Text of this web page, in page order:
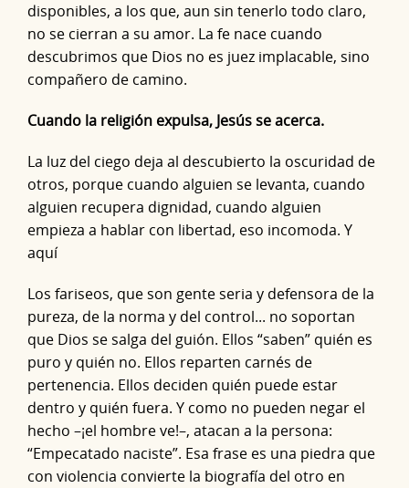
disponibles, a los que, aun sin tenerlo todo claro,
no se cierran a su amor. La fe nace cuando
descubrimos que Dios no es juez implacable, sino
compañero de camino.
Cuando la religión expulsa, Jesús se acerca.
La luz del ciego deja al descubierto la oscuridad de
otros, porque cuando alguien se levanta, cuando
alguien recupera dignidad, cuando alguien
empieza a hablar con libertad, eso incomoda. Y
aquí
Los fariseos, que son gente seria y defensora de la
pureza, de la norma y del control... no soportan
que Dios se salga del guión. Ellos “saben” quién es
puro y quién no. Ellos reparten carnés de
pertenencia. Ellos deciden quién puede estar
dentro y quién fuera. Y como no pueden negar el
hecho –¡el hombre ve!–, atacan a la persona:
“Empecatado naciste”. Esa frase es una piedra que
con violencia convierte la biografía del otro en